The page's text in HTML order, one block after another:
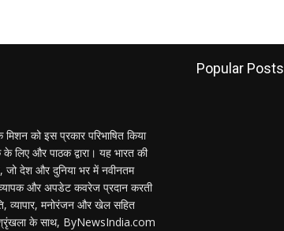
को इस प्रकार परिभाषित किया
लिए और पाठक द्वारा। यह भारत की
जो देश और दुनिया भर में नवीनतम
और अपडेट कवरेज प्रदान करती
व्यापार, मनोरंजन और खेल सहित
श्रृंखला के साथ, ByNewsIndia.com
Popular Posts